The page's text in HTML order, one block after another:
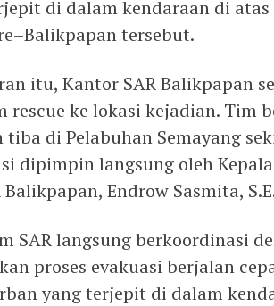
di dalam kendaraan di
tersebut.
itu, Kantor SAR Balikpapan
rescue ke lokasi kejadian. Tim
di Pelabuhan Semayang
dipimpin langsung oleh
Endrow Sasmita,
SAR langsung berkoordinasi
proses evakuasi berjalan
yang terjepit di dalam